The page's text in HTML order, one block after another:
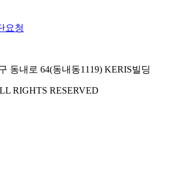
요청
동내로 64(동내동1119) KERIS빌딩
RIGHTS RESERVED